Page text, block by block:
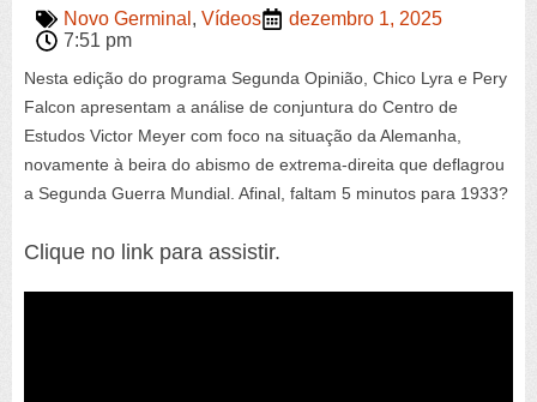
Novo Germinal , Vídeos
dezembro 1, 2025
7:51 pm
Nesta edição do programa Segunda Opinião, Chico Lyra e Pery
Falcon apresentam a análise de conjuntura do Centro de
Estudos Victor Meyer com foco na situação da Alemanha,
novamente à beira do abismo de extrema-direita que deflagrou
a Segunda Guerra Mundial. Afinal, faltam 5 minutos para 1933?
Clique no link para assistir.